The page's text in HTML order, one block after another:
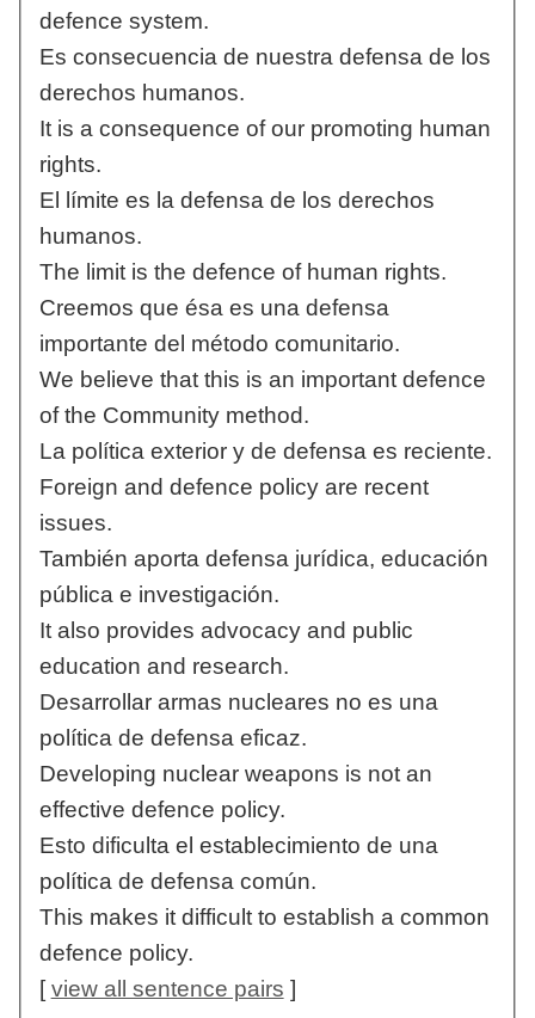
defence system.
Es consecuencia de nuestra defensa de los
derechos humanos.
It is a consequence of our promoting human
rights.
El límite es la defensa de los derechos
humanos.
The limit is the defence of human rights.
Creemos que ésa es una defensa
importante del método comunitario.
We believe that this is an important defence
of the Community method.
La política exterior y de defensa es reciente.
Foreign and defence policy are recent
issues.
También aporta defensa jurídica, educación
pública e investigación.
It also provides advocacy and public
education and research.
Desarrollar armas nucleares no es una
política de defensa eficaz.
Developing nuclear weapons is not an
effective defence policy.
Esto dificulta el establecimiento de una
política de defensa común.
This makes it difficult to establish a common
defence policy.
[view all sentence pairs ]